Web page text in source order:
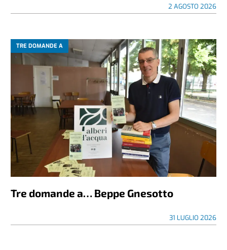
2 AGOSTO 2026
TRE DOMANDE A
Tre domande a… Beppe Gnesotto
31 LUGLIO 2026